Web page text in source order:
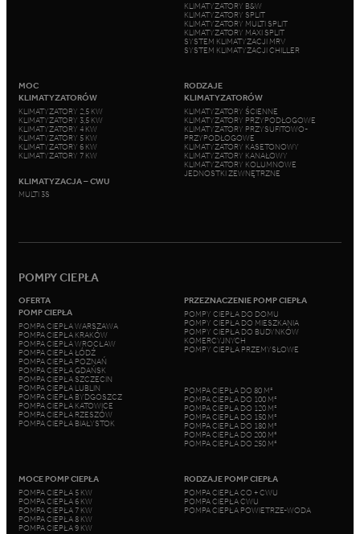
KLIMATYZATORY B&W
KLIMATYZATORY SPLIT
KLIMATYZATORY MULTI SPLIT
KLIMATYZATORY MAXI SPLIT
SYSTEM KLIMATYZACJI MRV
SYSTEM KLIMATYZACJI CHILLER
MOC
KLIMATYZATORÓW
KLIMATYZATORY 2,5 KW
KLIMATYZATORY 3,5 KW
KLIMATYZATORY 4 KW
KLIMATYZATORY 5 KW
KLIMATYZATORY 6 KW
KLIMATYZATORY 7 KW
KLIMATYZACJA – CWU
MULTI 3S
RODZAJE
KLIMATYZATORÓW
KLIMATYZATORY ŚCIENNE
KLIMATYZATORY PRZYPODŁOGOWE
KLIMATYZATORY PRZYSUFITOWO-
PRZYPODŁOGOWE
KLIMATYZATORY KASETONOWY
KLIMATYZATORY KANAŁOWY
KLIMATYZATORY KOLUMNOWE
JEDNOSTKI ZEWNĘTRZNE
POMPY CIEPŁA
OFERTA
POMP CIEPŁA
POMPA CIEPŁA WARSZAWA
POMPA CIEPŁA KRAKÓW
POMPA CIEPŁA WROCŁAW
POMPA CIEPŁA ŁÓDŹ
POMPA CIEPŁA POZNAŃ
POMPA CIEPŁA GDAŃSK
POMPA CIEPŁA SZCZECIN
POMPA CIEPŁA LUBLIN
POMPA CIEPŁA BYDGOSZCZ
POMPA CIEPŁA KATOWICE
POMPA CIEPŁA RZESZÓW
POMPA CIEPŁA BIAŁYSTOK
PRZEZNACZENIE POMP CIEPŁA
POMPY CIEPŁA DO DOMU
POMPY CIEPŁA DO MIESZKANIA
POMPY CIEPŁA DO BUDYNKÓW
KOMERCYJNYCH
POMPY CIEPŁA PRZEMYSŁOWE
POMPA CIEPŁA DO 80 M²
POMPA CIEPŁA DO 100 M²
POMPA CIEPŁA DO 120 M²
POMPA CIEPŁA DO 150 M²
POMPA CIEPŁA DO 180 M²
POMPA CIEPŁA DO 200 M²
POMPA CIEPŁA DO 250 M²
MOCE POMP CIEPŁA
POMPA CIEPŁA 5 KW
POMPA CIEPŁA 6 KW
POMPA CIEPŁA 7 KW
POMPA CIEPŁA 8 KW
POMPA CIEPŁA 9 KW
RODZAJE POMP CIEPŁA
POMPA CIEPŁA CO + CWU
POMPA CIEPŁA CWU
POMPA CIEPŁA POWIETRZE-WODA